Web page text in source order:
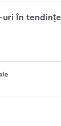
uri în tendințe